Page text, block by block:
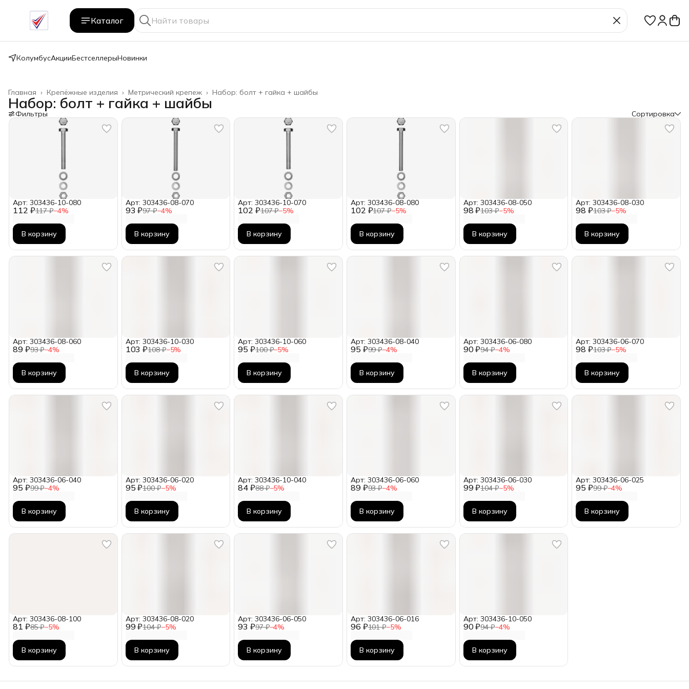
Каталог
КолумбусАкцииБестселлерыНовинки
Набор: болт + гайка + шайбы
Метрический крепеж ›
Крепёжные изделия ›
Главная ›
Набор: болт + гайка + шайбы
Фильтры Сортировка
112 ₽117 ₽−4%
Арт: 303436-10-080
В корзину
93 ₽97 ₽−4%
Арт: 303436-08-070
В корзину
102 ₽107 ₽−5%
Арт: 303436-10-070
В корзину
102 ₽107 ₽−5%
Арт: 303436-08-080
В корзину
98 ₽103 ₽−5%
Арт: 303436-08-050
В корзину
98 ₽103 ₽−5%
Арт: 303436-08-030
В корзину
89 ₽93 ₽−4%
Арт: 303436-08-060
В корзину
103 ₽108 ₽−5%
Арт: 303436-10-030
В корзину
95 ₽100 ₽−5%
Арт: 303436-10-060
В корзину
95 ₽99 ₽−4%
Арт: 303436-08-040
В корзину
90 ₽94 ₽−4%
Арт: 303436-06-080
В корзину
98 ₽103 ₽−5%
Арт: 303436-06-070
В корзину
95 ₽99 ₽−4%
Арт: 303436-06-040
В корзину
95 ₽100 ₽−5%
Арт: 303436-06-020
В корзину
84 ₽88 ₽−5%
Арт: 303436-10-040
В корзину
89 ₽93 ₽−4%
Арт: 303436-06-060
В корзину
99 ₽104 ₽−5%
Арт: 303436-06-030
В корзину
95 ₽99 ₽−4%
Арт: 303436-06-025
В корзину
81 ₽85 ₽−5%
Арт: 303436-08-100
В корзину
99 ₽104 ₽−5%
Арт: 303436-08-020
В корзину
93 ₽97 ₽−4%
Арт: 303436-06-050
В корзину
96 ₽101 ₽−5%
Арт: 303436-06-016
В корзину
90 ₽94 ₽−4%
Арт: 303436-10-050
В корзину